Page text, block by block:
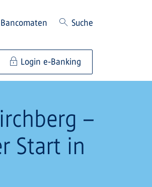
Bancomaten Suche
Login e-Banking
–
Start in